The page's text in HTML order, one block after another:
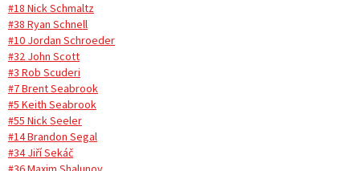
#18 Nick Schmaltz
#38 Ryan Schnell
#10 Jordan Schroeder
#32 John Scott
#3 Rob Scuderi
#7 Brent Seabrook
#5 Keith Seabrook
#55 Nick Seeler
#14 Brandon Segal
#34 Jiří Sekáč